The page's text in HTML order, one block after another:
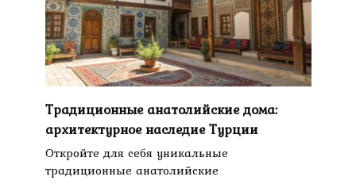
Традиционные анатолийские дома:
архитектурное наследие Турции
Откройте для себя уникальные
традиционные анатолийские